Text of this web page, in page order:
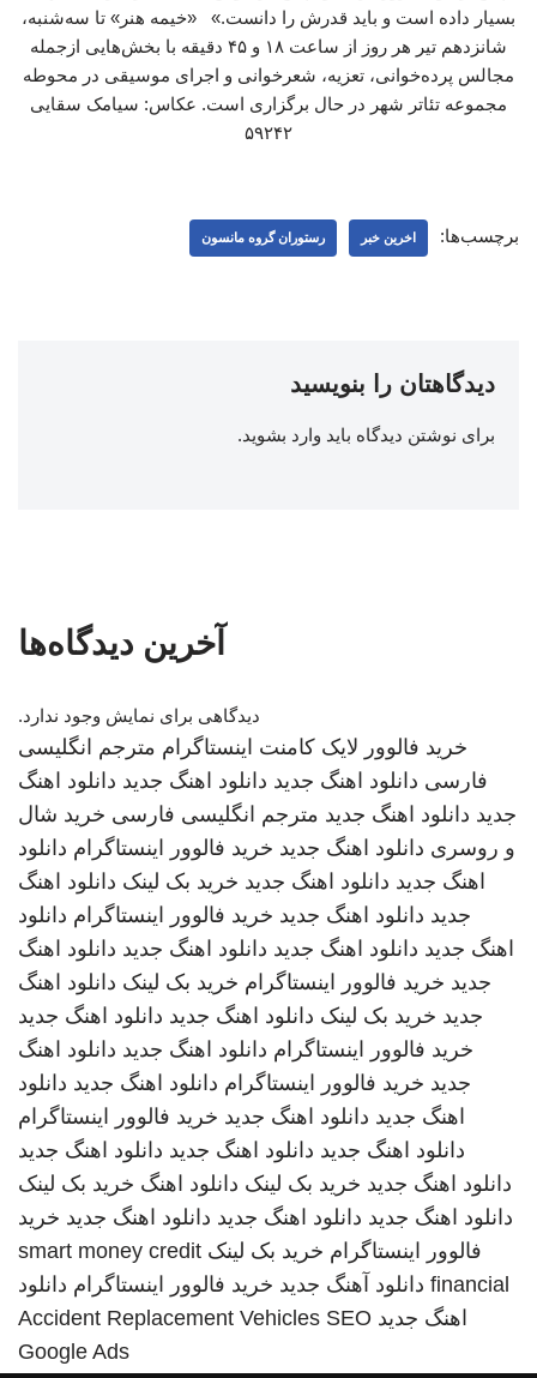
بسیار داده است و باید قدرش را دانست.» «خیمه هنر» تا سه‌شنبه،
شانزدهم تیر هر روز از ساعت ۱۸ و ۴۵ دقیقه با بخش‌هایی ازجمله
مجالس پرده‌خوانی، تعزیه، شعرخوانی و اجرای موسیقی در محوطه
مجموعه تئاتر شهر در حال برگزاری است. عکاس: سیامک سقایی
۵۹۲۴۲
برچسب‌ها: اخرین خبر رستوران گروه مانسون
دیدگاهتان را بنویسید
برای نوشتن دیدگاه باید وارد بشوید.
آخرین دیدگاه‌ها
دیدگاهی برای نمایش وجود ندارد.
خرید فالوور لایک کامنت اینستاگرام مترجم انگلیسی
فارسی دانلود اهنگ جدید دانلود اهنگ جدید دانلود اهنگ
جدید دانلود اهنگ جدید مترجم انگلیسی فارسی خرید شال
و روسری دانلود اهنگ جدید خرید فالوور اینستاگرام دانلود
اهنگ جدید دانلود اهنگ جدید خرید بک لینک دانلود اهنگ
جدید دانلود اهنگ جدید خرید فالوور اینستاگرام دانلود
اهنگ جدید دانلود اهنگ جدید دانلود اهنگ جدید دانلود اهنگ
جدید خرید فالوور اینستاگرام خرید بک لینک دانلود اهنگ
جدید خرید بک لینک دانلود اهنگ جدید دانلود اهنگ جدید
خرید فالوور اینستاگرام دانلود اهنگ جدید دانلود اهنگ
جدید خرید فالوور اینستاگرام دانلود اهنگ جدید دانلود
اهنگ جدید دانلود اهنگ جدید خرید فالوور اینستاگرام
دانلود اهنگ جدید دانلود اهنگ جدید دانلود اهنگ جدید
دانلود اهنگ جدید خرید بک لینک دانلود اهنگ خرید بک لینک
دانلود اهنگ جدید دانلود اهنگ جدید دانلود اهنگ جدید خرید
فالوور اینستاگرام خرید بک لینک smart money credit
financial دانلود آهنگ جدید خرید فالوور اینستاگرام دانلود
اهنگ جدید
Accident Replacement Vehicles SEO
Google Ads